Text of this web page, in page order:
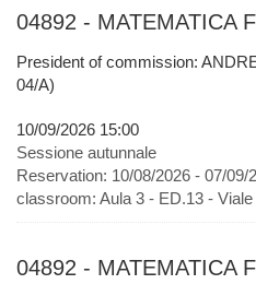
04892 - MATEMATICA
President of commission:
04/A)
10/09/2026 15:00
Sessione autunnale
Reservation: 10/08/2026 - 07/09/
classroom: Aula 3 - ED.13 -
04892 - MATEMATICA